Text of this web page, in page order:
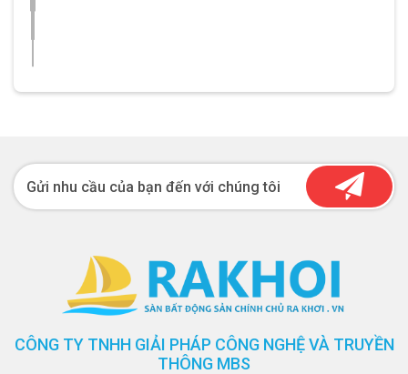
Gửi nhu cầu của bạn đến với chúng tôi
CÔNG TY TNHH GIẢI PHÁP CÔNG NGHỆ VÀ TRUYỀN
THÔNG MBS